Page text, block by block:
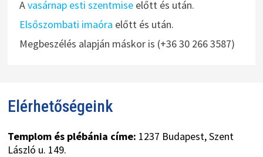
Avasárnap esti szentmiseelőtt és után.
Elsőszombati imaóra előtt és után.
Megbeszélés alapján máskor is (+36 30 266 3587)
Elérhetőségeink
Templom és plébánia címe: 1237 Budapest, Szent
László u. 149.